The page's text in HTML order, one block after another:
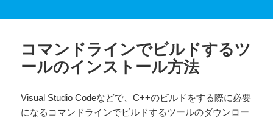
コマンドラインでビルドするツ
ールのインストール方法
Visual Studio Codeなどで、C++のビルドをする際に必要
になるコマンドラインでビルドするツールのダウンロー